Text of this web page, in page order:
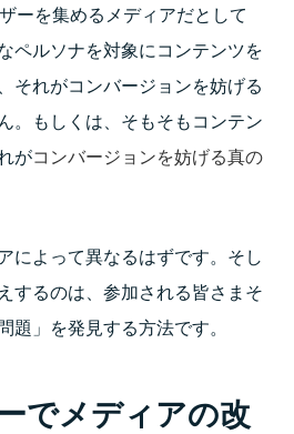
ーを集めるメディアだとして
ペルソナを対象にコンテンツを
それがコンバージョンを妨げる
。もしくは、そもそもコンテン
がコンバージョンを妨げる真の
によって異なるはずです。そし
するのは、参加される皆さまそ
題」を発見する方法です。
でメディアの改